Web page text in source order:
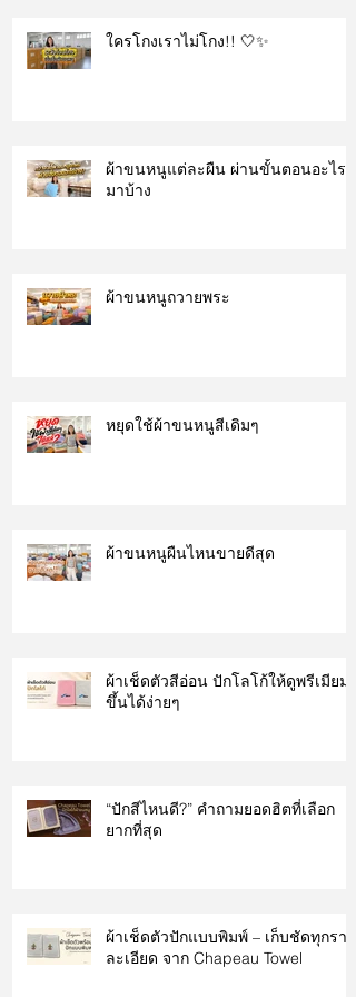
ใครโกงเราไม่โกง!! 🤍✨
ผ้าขนหนูแต่ละผืน ผ่านขั้นตอนอะไร
มาบ้าง
ผ้าขนหนูถวายพระ
หยุดใช้ผ้าขนหนูสีเดิมๆ
ผ้าขนหนูผืนไหนขายดีสุด
ผ้าเช็ดตัวสีอ่อน ปักโลโก้ให้ดูพรีเมียม
ขึ้นได้ง่ายๆ
“ปักสีไหนดี?” คำถามยอดฮิตที่เลือก
ยากที่สุด
ผ้าเช็ดตัวปักแบบพิมพ์ – เก็บชัดทุกราย
ละเอียด จาก Chapeau Towel